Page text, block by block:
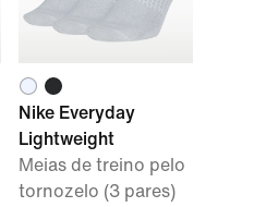
Nike Everyday
Lightweight
Meias de treino pelo
tornozelo (3 pares)